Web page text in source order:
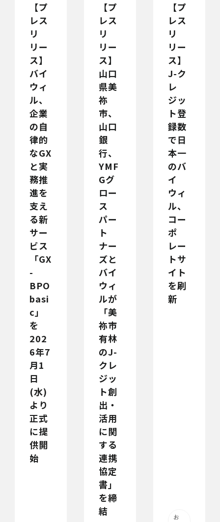
【プ
レス
リ
リー
ス】
バイ
ウィ
ル、
企業
の自
律的
なGX
と実
務推
進を
支え
る新
サー
ビス
「GX
-
BPO
basi
c」
を
202
6年7
月1
日
(水)
より
正式
に提
供開
始
【プ
レス
リ
リー
ス】
山口
県美
祢
市、
山口
銀
行、
YMF
Gグ
ロー
ス
パー
ト
ナー
ズと
バイ
ウィ
ルが
「美
祢市
有林
のJ-
クレ
ジッ
ト創
出・
活用
に関
する
連携
協定
書」
を締
結
【プ
レス
リ
リー
ス】
J-ク
レ
ジッ
ト登
録数
で日
本一
のバ
イ
ウィ
ル、
コー
ポ
レー
トサ
イト
を刷
新
お